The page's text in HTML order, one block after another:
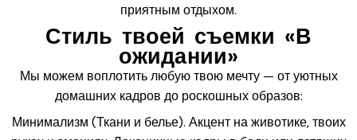
приятным отдыхом.
Стиль твоей съемки «В
ожидании»
Мы можем воплотить любую твою мечту — от уютных
домашних кадров до роскошных образов:
Минимализм (Ткани и белье). Акцент на животике, твоих